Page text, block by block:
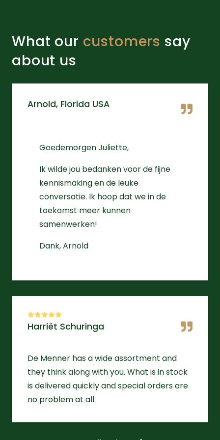
What our customers say
about us
Arnold, Florida USA
Goedemorgen Juliette,
Ik wilde jou bedanken voor de fijne
kennismaking en de leuke
conversatie. Ik hoop dat we in de
toekomst meer kunnen
samenwerken!
Dank, Arnold
Harriët Schuringa
De Menner has a wide assortment and
they think along with you. What is in stock
is delivered quickly and special orders are
no problem at all.